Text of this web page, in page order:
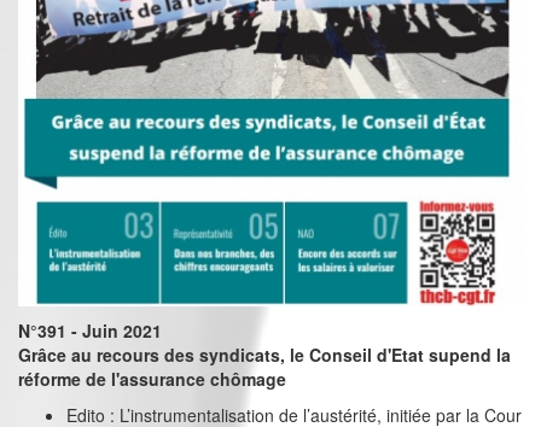
N°391 - Juin 2021
Grâce au recours des syndicats, le Conseil d'Etat supend la
réforme de l'assurance chômage
Edito : L’instrumentalisation de l’austérité, initiée par la Cour